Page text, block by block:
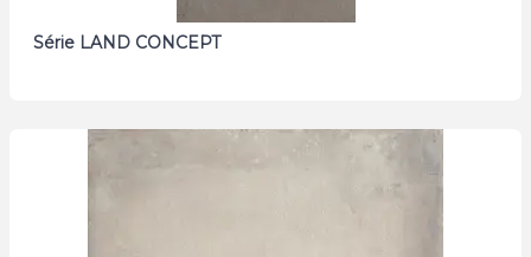
Série LAND CONCEPT